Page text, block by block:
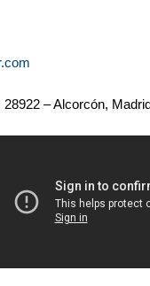
28922 – Alcorcón,